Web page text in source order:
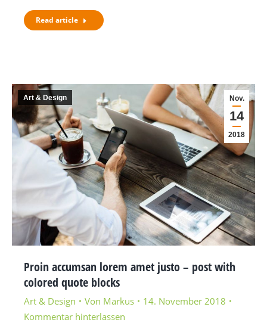
Read article
Nov.
14
2018
Art & Design
Proin accumsan lorem amet justo – post with
colored quote blocks
Art & Design Von Markus
14. November 2018
Kommentar hinterlassen